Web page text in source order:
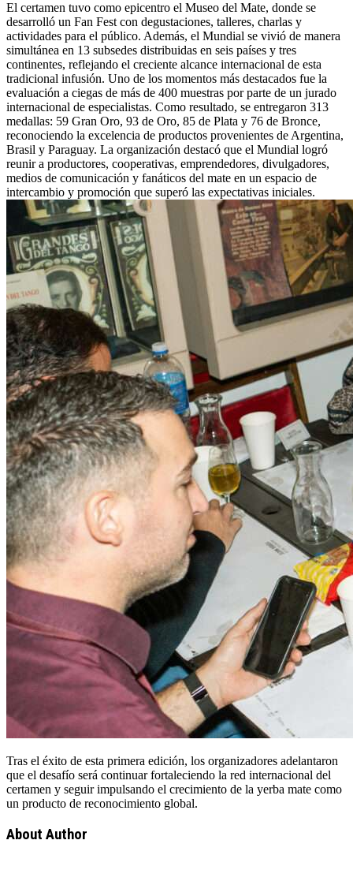
El certamen tuvo como epicentro el Museo del Mate, donde se
desarrolló un Fan Fest con degustaciones, talleres, charlas y
actividades para el público. Además, el Mundial se vivió de manera
simultánea en 13 subsedes distribuidas en seis países y tres
continentes, reflejando el creciente alcance internacional de esta
tradicional infusión. Uno de los momentos más destacados fue la
evaluación a ciegas de más de 400 muestras por parte de un jurado
internacional de especialistas. Como resultado, se entregaron 313
medallas: 59 Gran Oro, 93 de Oro, 85 de Plata y 76 de Bronce,
reconociendo la excelencia de productos provenientes de Argentina,
Brasil y Paraguay. La organización destacó que el Mundial logró
reunir a productores, cooperativas, emprendedores, divulgadores,
medios de comunicación y fanáticos del mate en un espacio de
intercambio y promoción que superó las expectativas iniciales.
Tras el éxito de esta primera edición, los organizadores adelantaron
que el desafío será continuar fortaleciendo la red internacional del
certamen y seguir impulsando el crecimiento de la yerba mate como
un producto de reconocimiento global.
About Author